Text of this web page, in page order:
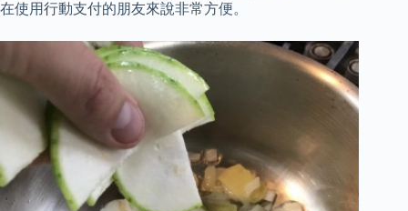
在使用行動支付的朋友來說非常方便。